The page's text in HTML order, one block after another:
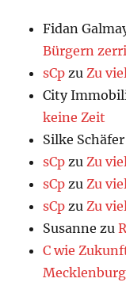
Fidan
Bürgern
sCp zuZu
City
keine Zeit
Silke Schäfer
sCp zuZu
sCp zuZu
sCp zuZu
Susanne zu
C wie